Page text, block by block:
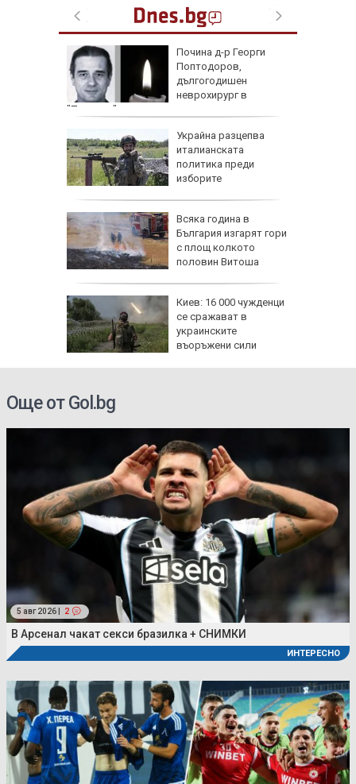
Почина д-р Георги
Поптодоров,
дългогодишен
неврохирург в
"Пирогов"
Украйна разцепва
италианската
политика преди
изборите
Всяка година в
България изгарят гори
с площ колкото
половин Витоша
Киев: 16 000 чужденци
се сражават в
украинските
въоръжени сили
Още от Gol.bg
5 авг 2026 | 2
В Арсенал чакат секси бразилка + СНИМКИ
ИНТЕРЕСНО